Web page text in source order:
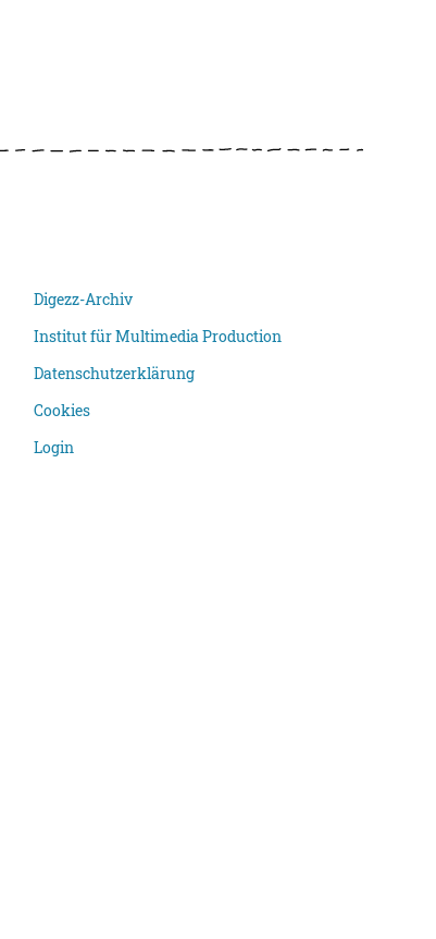
Digezz-Archiv
Institut für Multimedia Production
Datenschutzerklärung
Cookies
Login